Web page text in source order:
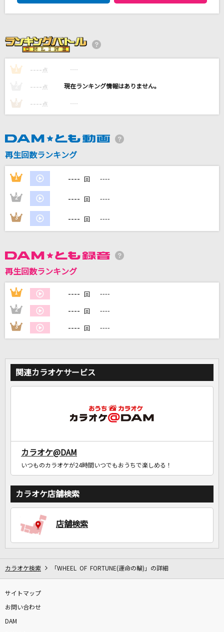
Snooze
SixTONES
きらり
とくべチュ、して
DAMの新曲・ランキングなど
DAMに会員登録・ログインして
カラオケをもっと楽しもう！
自宅でカラオケ歌い放題！
家族や友達と一緒に！練習にも！
1 ---- 点 ----
---- 点 ----
3 ---- 点 ----
再生回数ランキング
1 ---- 回 ----
2 ---- 回 ----
3 ---- 回 ----
再生回数ランキング
1 ---- 回 ----
2 ---- 回 ----
3 ---- 回 ----
関連カラオケサービス
カラオケ@DAM
いつものカラオケが24時間いつでもおうちで楽しめる！
カラオケ店舗検索
店舗検索
カラオケ検索 「WHEEL OF FORTUNE(運命の輪)」の詳細
サイトマップ
お問い合わせ
DAM